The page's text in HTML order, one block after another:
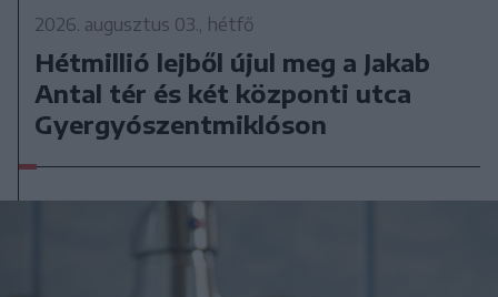
2026. augusztus 03., hétfő
Hétmillió lejből újul meg a Jakab
Antal tér és két központi utca
Gyergyószentmiklóson